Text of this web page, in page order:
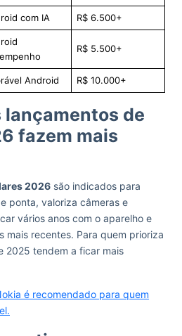
com IA R$ 6.500+
R$ 5.500+
Android R$ 10.000+
lançamentos de
fazem mais
2026 são indicados para
ponta, valoriza câmeras e
vários anos com o aparelho e
mais recentes. Para quem prioriza
2025 tendem a ficar mais
é recomendado para quem